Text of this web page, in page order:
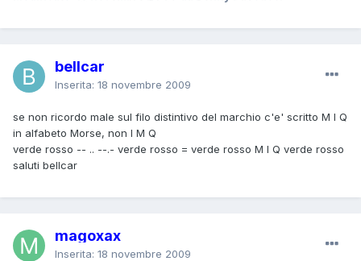
bellcar
Inserita: 18 novembre 2009
se non ricordo male sul filo distintivo del marchio c'e' scritto M I Q
in alfabeto Morse, non I M Q
verde rosso -- .. --.- verde rosso = verde rosso M I Q verde rosso
saluti bellcar
magoxax
Inserita: 18 novembre 2009